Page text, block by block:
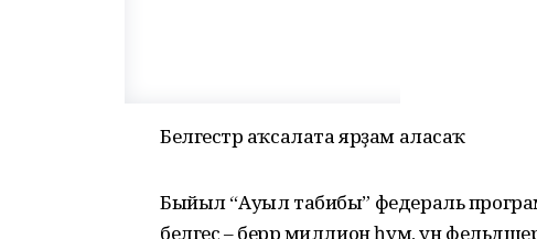
Белгестәр аҡсалата ярҙам аласаҡ
Быйыл “Ауыл табибы” федераль
белгес – берәр миллион һум, ун